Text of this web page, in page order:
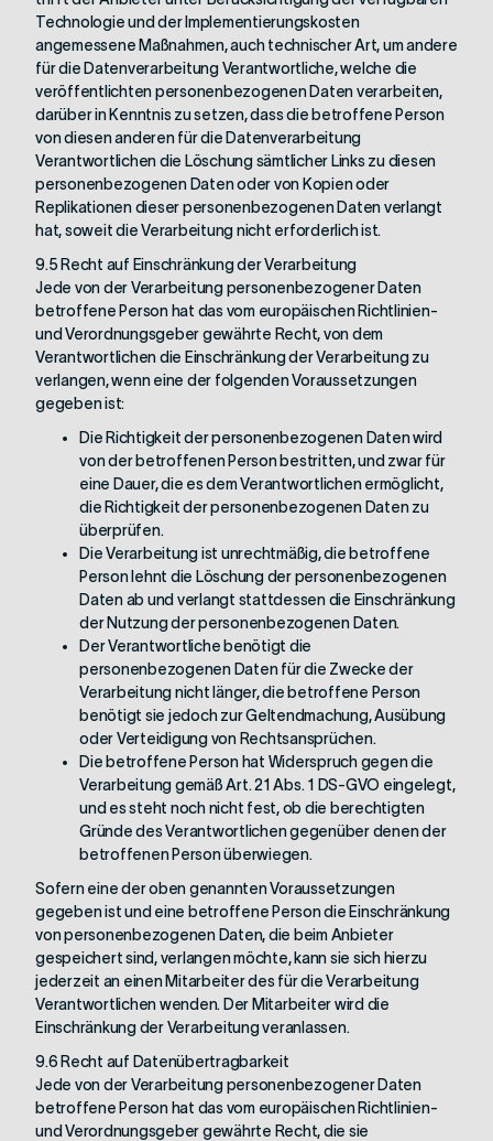
Technologie und der Implementierungskosten
angemessene Maßnahmen, auch technischer Art, um andere
für die Datenverarbeitung Verantwortliche, welche die
veröffentlichten personenbezogenen Daten verarbeiten,
darüber in Kenntnis zu setzen, dass die betroffene Person
von diesen anderen für die Datenverarbeitung
Verantwortlichen die Löschung sämtlicher Links zu diesen
personenbezogenen Daten oder von Kopien oder
Replikationen dieser personenbezogenen Daten verlangt
hat, soweit die Verarbeitung nicht erforderlich ist.
9.5 Recht auf Einschränkung der Verarbeitung
Jede von der Verarbeitung personenbezogener Daten
betroffene Person hat das vom europäischen Richtlinien-
und Verordnungsgeber gewährte Recht, von dem
Verantwortlichen die Einschränkung der Verarbeitung zu
verlangen, wenn eine der folgenden Voraussetzungen
gegeben ist:
Die Richtigkeit der personenbezogenen Daten wird
von der betroffenen Person bestritten, und zwar für
eine Dauer, die es dem Verantwortlichen ermöglicht,
die Richtigkeit der personenbezogenen Daten zu
überprüfen.
Die Verarbeitung ist unrechtmäßig, die betroffene
Person lehnt die Löschung der personenbezogenen
Daten ab und verlangt stattdessen die Einschränkung
der Nutzung der personenbezogenen Daten.
Der Verantwortliche benötigt die
personenbezogenen Daten für die Zwecke der
Verarbeitung nicht länger, die betroffene Person
benötigt sie jedoch zur Geltendmachung, Ausübung
oder Verteidigung von Rechtsansprüchen.
Die betroffene Person hat Widerspruch gegen die
Verarbeitung gemäß Art. 21 Abs. 1 DS-GVO eingelegt,
und es steht noch nicht fest, ob die berechtigten
Gründe des Verantwortlichen gegenüber denen der
betroffenen Person überwiegen.
Sofern eine der oben genannten Voraussetzungen
gegeben ist und eine betroffene Person die Einschränkung
von personenbezogenen Daten, die beim Anbieter
gespeichert sind, verlangen möchte, kann sie sich hierzu
jederzeit an einen Mitarbeiter des für die Verarbeitung
Verantwortlichen wenden. Der Mitarbeiter wird die
Einschränkung der Verarbeitung veranlassen.
9.6 Recht auf Datenübertragbarkeit
Jede von der Verarbeitung personenbezogener Daten
betroffene Person hat das vom europäischen Richtlinien-
und Verordnungsgeber gewährte Recht, die sie